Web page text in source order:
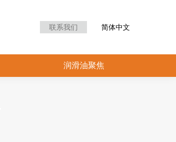
联系我们 简体中文
润滑油聚焦